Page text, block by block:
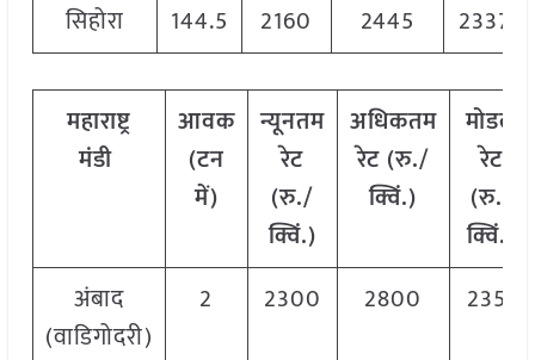
सिहोरा
144.5 2160 2445 2337
महाराष्ट्र
मंडी
आवक
(टन
में)
न्यूनतम
रेट
(रु./
क्विं.)
अधिकतम
रेट (रु./
क्विं.)
मोडल
रेट
(रु./
क्विं.)
अंबाद
(वाडिगोदरी)
2 2300 2800 2351